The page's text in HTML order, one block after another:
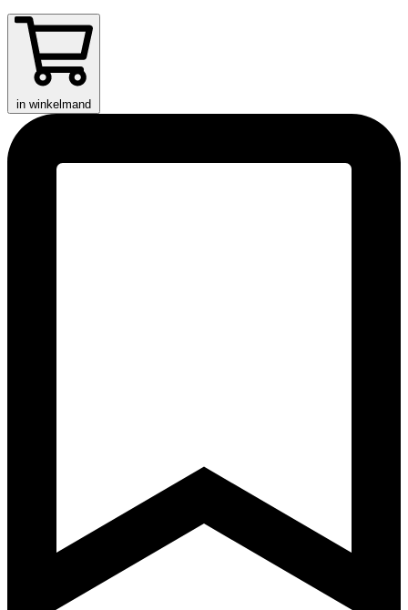
in winkelmand